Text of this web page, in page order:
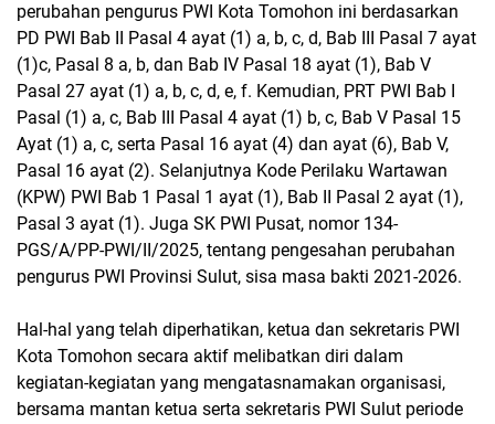
perubahan pengurus PWI Kota Tomohon ini berdasarkan
PD PWI Bab II Pasal 4 ayat (1) a, b, c, d, Bab III Pasal 7 ayat
(1)c, Pasal 8 a, b, dan Bab IV Pasal 18 ayat (1), Bab V
Pasal 27 ayat (1) a, b, c, d, e, f. Kemudian, PRT PWI Bab I
Pasal (1) a, c, Bab III Pasal 4 ayat (1) b, c, Bab V Pasal 15
Ayat (1) a, c, serta Pasal 16 ayat (4) dan ayat (6), Bab V,
Pasal 16 ayat (2). Selanjutnya Kode Perilaku Wartawan
(KPW) PWI Bab 1 Pasal 1 ayat (1), Bab II Pasal 2 ayat (1),
Pasal 3 ayat (1). Juga SK PWI Pusat, nomor 134-
PGS/A/PP-PWI/II/2025, tentang pengesahan perubahan
pengurus PWI Provinsi Sulut, sisa masa bakti 2021-2026.
Hal-hal yang telah diperhatikan, ketua dan sekretaris PWI
Kota Tomohon secara aktif melibatkan diri dalam
kegiatan-kegiatan yang mengatasnamakan organisasi,
bersama mantan ketua serta sekretaris PWI Sulut periode